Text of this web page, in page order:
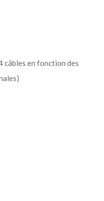
câbles en fonction des